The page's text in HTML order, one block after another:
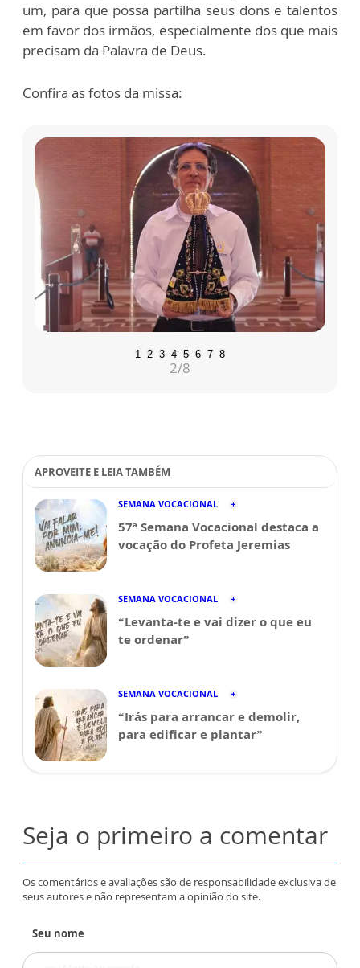
um, para que possa partilha seus dons e talentos
em favor dos irmãos, especialmente dos que mais
precisam da Palavra de Deus.
Confira as fotos da missa:
1 2 3 4 5 6 7 8
2/8
APROVEITE E LEIA TAMBÉM
SEMANA VOCACIONAL
57ª Semana Vocacional destaca a
vocação do Profeta Jeremias
SEMANA VOCACIONAL
“Levanta-te e vai dizer o que eu
te ordenar”
SEMANA VOCACIONAL
“Irás para arrancar e demolir,
para edificar e plantar”
Seja o primeiro a comentar
Os comentários e avaliações são de responsabilidade exclusiva de
seus autores e não representam a opinião do site.
Seu nome